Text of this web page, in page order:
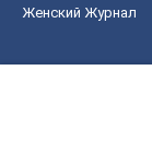
Женский Журнал